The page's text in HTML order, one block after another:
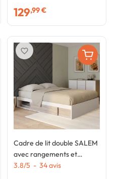
129,99 €
Cadre de lit double SALEM
avec rangements et
sommier 140 x 190 cm
3.8/5 - 34avis
favorite_border